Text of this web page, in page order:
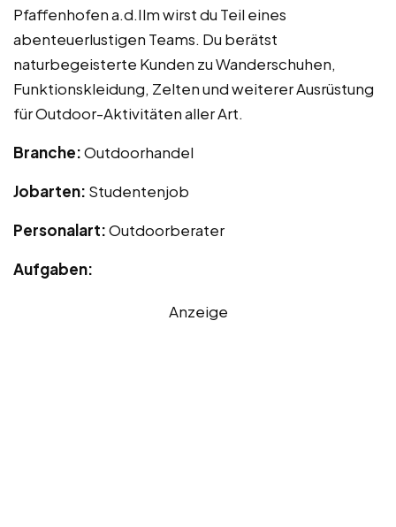
Pfaffenhofen a.d.Ilm wirst du Teil eines
abenteuerlustigen Teams. Du berätst
naturbegeisterte Kunden zu Wanderschuhen,
Funktionskleidung, Zelten und weiterer Ausrüstung
für Outdoor-Aktivitäten aller Art.
Branche:Outdoorhandel
Jobarten: Studentenjob
Personalart:Outdoorberater
Aufgaben:
Anzeige